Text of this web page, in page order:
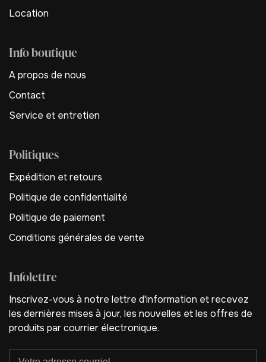
Location
Info boutique
A propos de nous
Contact
Service et entretien
Politiques
Expédition et retours
Politique de confidentialité
Politique de paiement
Conditions générales de vente
Infolettre
Inscrivez-vous à notre lettre d'information et recevez
les dernières mises à jour, les nouvelles et les offres de
produits par courrier électronique.